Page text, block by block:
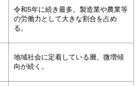
令和5年に続き最多。製造業や農業等
の労働力として大きな割合を占め
る。
地域社会に定着している層。微増傾
向が続く。